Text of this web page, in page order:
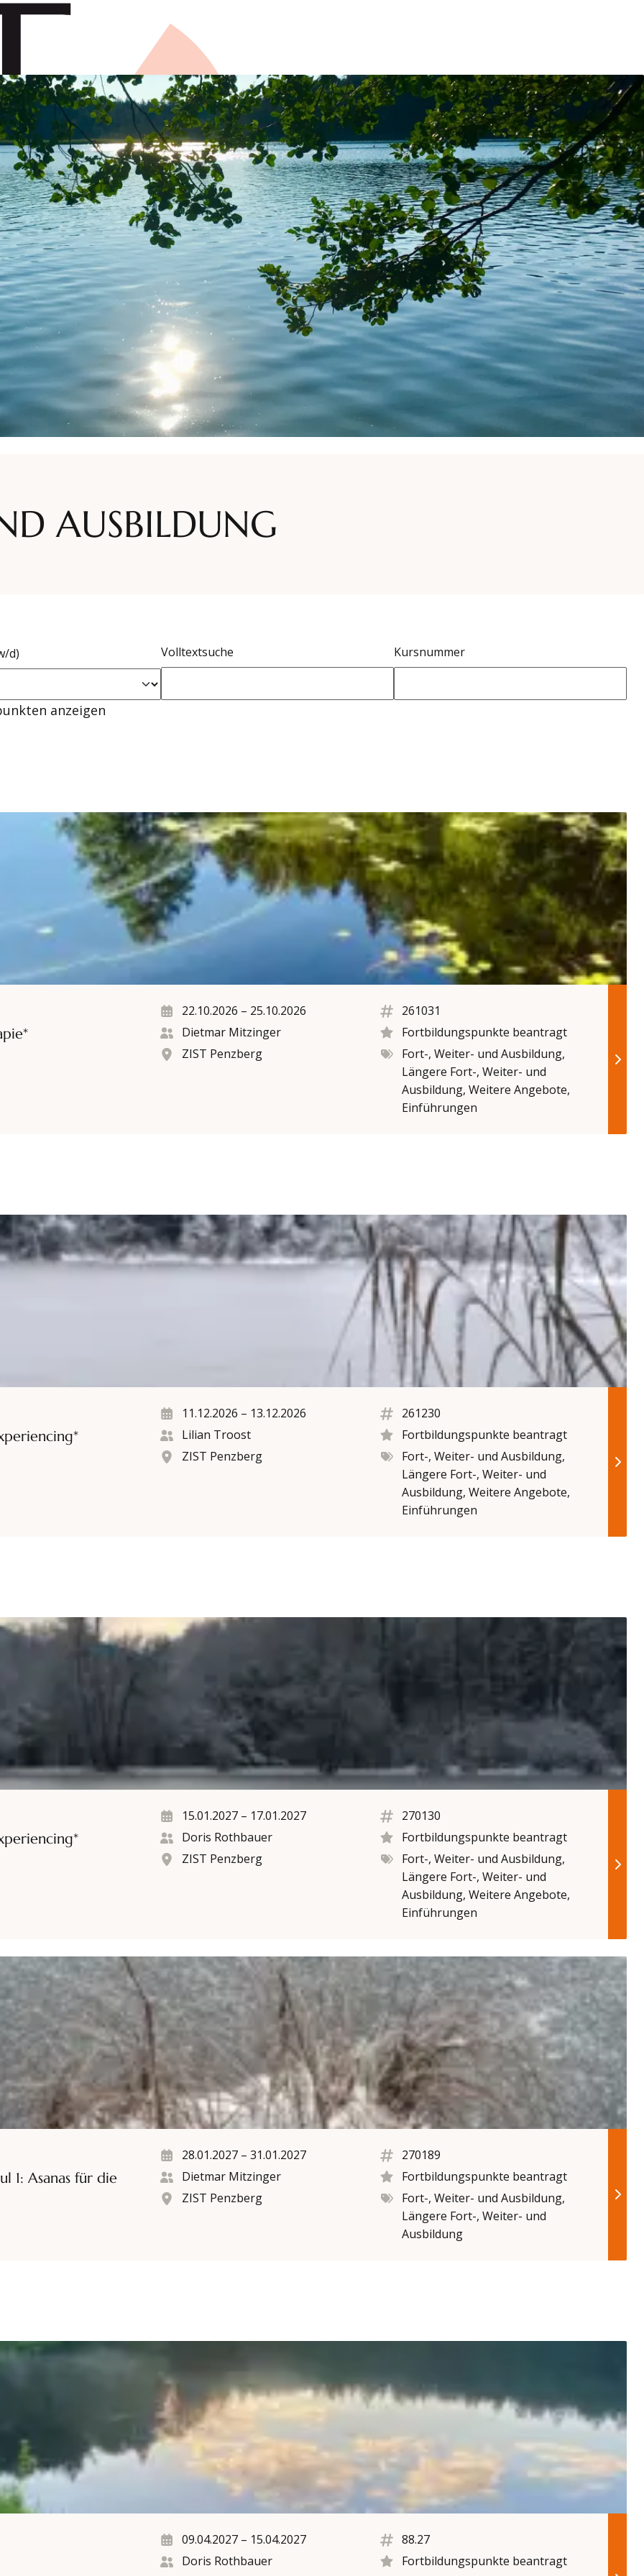
AUSBILDUNG
d) Volltextsuche Kursnummer
anzeigen
22.10.2026 – 25.10.2026
Dietmar Mitzinger
ZIST Penzberg
261031
Fortbildungspunkte beantragt
Fort-, Weiter- und Ausbildung,
Längere Fort-, Weiter- und
Ausbildung, Weitere Angebote,
Einführungen
11.12.2026 – 13.12.2026
Lilian Troost
ZIST Penzberg
261230
Fortbildungspunkte beantragt
Fort-, Weiter- und Ausbildung,
Längere Fort-, Weiter- und
Ausbildung, Weitere Angebote,
Einführungen
15.01.2027 – 17.01.2027
Doris Rothbauer
ZIST Penzberg
270130
Fortbildungspunkte beantragt
Fort-, Weiter- und Ausbildung,
Längere Fort-, Weiter- und
Ausbildung, Weitere Angebote,
Einführungen
1: Asanas für die
28.01.2027 – 31.01.2027
Dietmar Mitzinger
ZIST Penzberg
270189
Fortbildungspunkte beantragt
Fort-, Weiter- und Ausbildung,
Längere Fort-, Weiter- und
Ausbildung
für die frühe Kindheit
09.04.2027 – 15.04.2027
Doris Rothbauer
88.27
Fortbildungspunkte beantragt